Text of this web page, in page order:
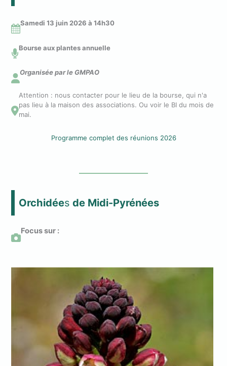
Samedi 13 juin 2026 à 14h30
Bourse aux plantes annuelle
Organisée par le GMPAO
Attention : nous contacter pour le lieu de la bourse, qui n'a
pas lieu à la maison des associations. Ou voir le BI du mois de
mai.
Programme complet des réunions 2026
Orchidéesde Midi-Pyrénées
Focus sur :